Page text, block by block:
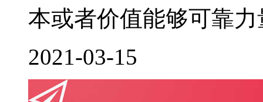
本或者价值能够可靠
2021-03-15